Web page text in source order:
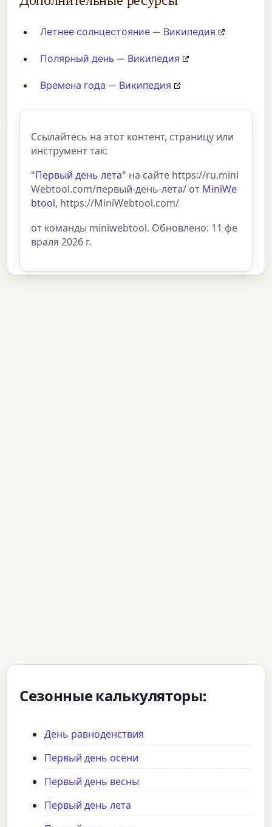
Летнее солнцестояние — Википедия
Полярный день — Википедия
Времена года — Википедия
Ссылайтесь на этот контент, страницу или
инструмент так:
"Первый день лета" на сайте https://ru.mini
Webtool.com/первый-день-лета/ от MiniWe
btool, https://MiniWebtool.com/
от команды miniwebtool. Обновлено: 11 фе
враля 2026 г.
Сезонные калькуляторы:
День равноденствия
Первый день осени
Первый день весны
Первый день лета